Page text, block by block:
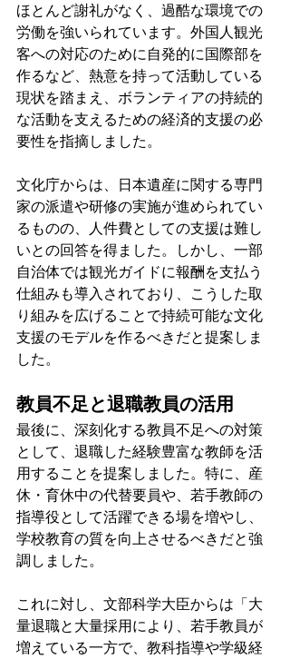
ほとんど謝礼がなく、過酷な環境での
労働を強いられています。外国人観光
客への対応のために自発的に国際部を
作るなど、熱意を持って活動している
現状を踏まえ、ボランティアの持続的
な活動を支えるための経済的支援の必
要性を指摘しました。
文化庁からは、日本遺産に関する専門
家の派遣や研修の実施が進められてい
るものの、人件費としての支援は難し
いとの回答を得ました。しかし、一部
自治体では観光ガイドに報酬を支払う
仕組みも導入されており、こうした取
り組みを広げることで持続可能な文化
支援のモデルを作るべきだと提案しま
した。
教員不足と退職教員の活用
最後に、深刻化する教員不足への対策
として、退職した経験豊富な教師を活
用することを提案しました。特に、産
休・育休中の代替要員や、若手教師の
指導役として活躍できる場を増やし、
学校教育の質を向上させるべきだと強
調しました。
これに対し、文部科学大臣からは「大
量退職と大量採用により、若手教員が
増えている一方で、教科指導や学級経